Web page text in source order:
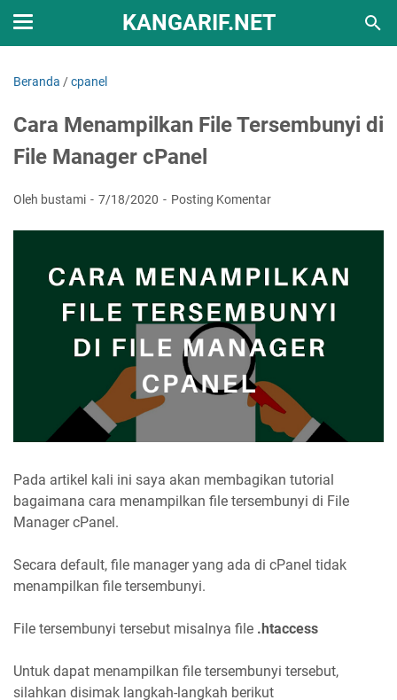
KANGARIF.NET
Beranda /cpanel
Cara Menampilkan File Tersembunyi di
File Manager cPanel
Oleh bustami 7/18/2020 Posting Komentar
Pada artikel kali ini saya akan membagikan tutorial
bagaimana cara menampilkan file tersembunyi di File
Manager cPanel.
Secara default, file manager yang ada di cPanel tidak
menampilkan file tersembunyi.
File tersembunyi tersebut misalnya file .htaccess
Untuk dapat menampilkan file tersembunyi tersebut,
silahkan disimak langkah-langkah berikut